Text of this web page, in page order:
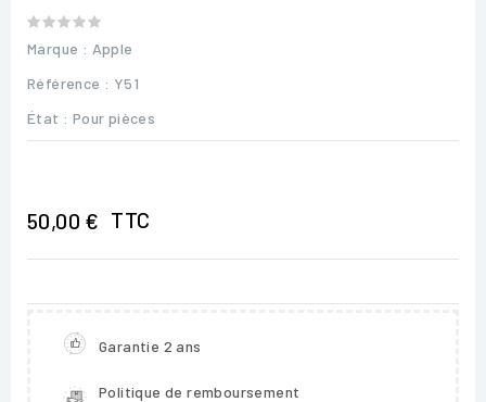
Marque : Apple
Référence : Y51
État : Pour pièces
50,00 € TTC
Garantie 2 ans
Politique de remboursement